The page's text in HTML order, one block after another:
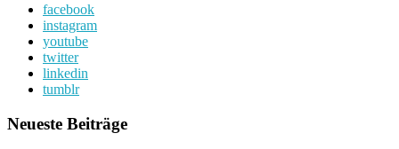
facebook
instagram
youtube
twitter
linkedin
tumblr
Neueste Beiträge